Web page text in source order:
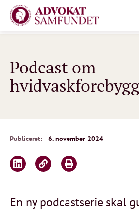
Podcast om
Publiceret: 6. november 2024
En ny podcastserie skal